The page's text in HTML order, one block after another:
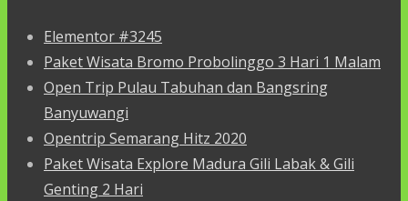
Elementor #3245
Paket Wisata Bromo Probolinggo 3 Hari 1 Malam
Open Trip Pulau Tabuhan dan Bangsring
Banyuwangi
Opentrip Semarang Hitz 2020
Paket Wisata Explore Madura Gili Labak & Gili
Genting 2 Hari